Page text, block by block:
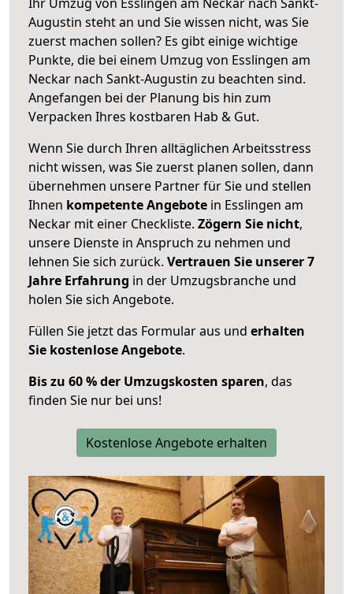
Augustin steht an und Sie wissen nicht, was Sie
zuerst machen sollen? Es gibt einige wichtige
Punkte, die bei einem Umzug von Esslingen am
Neckar nach Sankt-Augustin zu beachten sind.
Angefangen bei der Planung bis hin zum
Verpacken Ihres kostbaren Hab & Gut.
Wenn Sie durch Ihren alltäglichen Arbeitsstress
nicht wissen, was Sie zuerst planen sollen, dann
übernehmen unsere Partner für Sie und stellen
Ihnen kompetente Angebote in Esslingen am
Neckar mit einer Checkliste. Zögern Sie nicht,
unsere Dienste in Anspruch zu nehmen und
lehnen Sie sich zurück. Vertrauen Sie unserer 7
Jahre Erfahrung in der Umzugsbranche und
holen Sie sich Angebote.
Füllen Sie jetzt das Formular aus und erhalten
Sie kostenlose Angebote.
Bis zu 60 % der Umzugskosten sparen, das
finden Sie nur bei uns!
Kostenlose Angebote erhalten